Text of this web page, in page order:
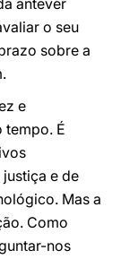
antever
o seu
sobre a
e
tempo. É
e de
Mas a
Como
nos